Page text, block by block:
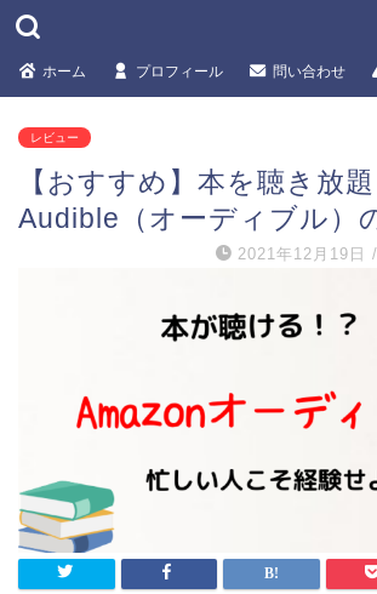
ホーム プロフィール 問い合わせ
レビュー
【おすすめ】本を聴き放題
Audible（オーディブル）
2021年12月19日 /